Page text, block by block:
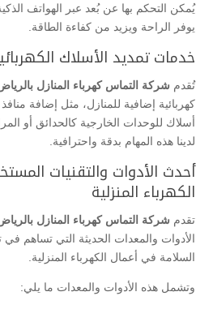
يُمكن التحكم بها عن بُعد عبر الهواتف
يوفر الراحة ويزيد من كفاءة الطاقة.
خدمات تمديد الأسلاك
تُقدم شركة التماس كهرباء المنازل
كهربائية إضافية للمنازل، مثل إضافة منافذ
أسلاك للوحدات الخارجية كالحدائق أو
لدينا هذه المهام بدقة واحترافية.
أحدث الأدوات والتقنيات
الكهرباء المنزلية
تقدم شركة التماس كهرباء المنازل
الأدوات والمعدات الحديثة التي تساهم
السلامة في أعمال الكهرباء المنزلية.
وتشمل هذه الأدوات والمعدات ما يلي: